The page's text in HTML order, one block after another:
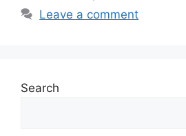
Leave a comment
Search